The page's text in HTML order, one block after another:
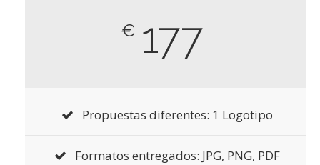
€ 177
Propuestas diferentes: 1 Logotipo
Formatos entregados: JPG, PNG, PDF